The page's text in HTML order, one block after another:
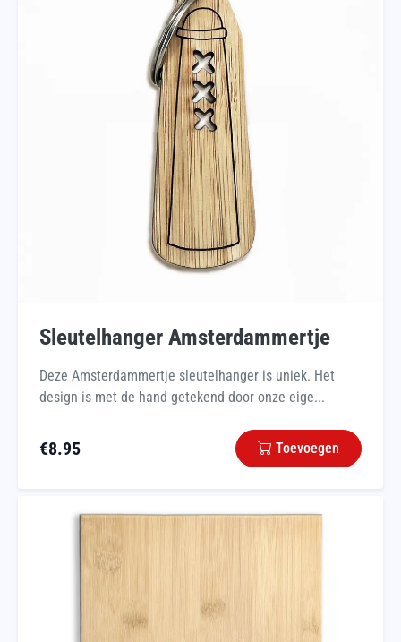
Sleutelhanger Amsterdammertje
Deze Amsterdammertje sleutelhanger is uniek. Het
design is met de hand getekend door onze eige...
€8.95 Toevoegen